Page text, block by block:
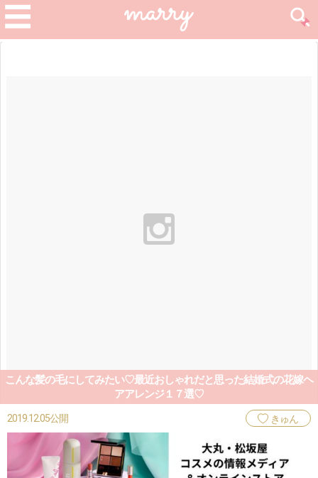
こんな髪の毛にしてみたい♡最近おしゃれだと思った結婚式の花嫁ヘ
アアレンジ１７選♡
2019.12.05公開 きゅん